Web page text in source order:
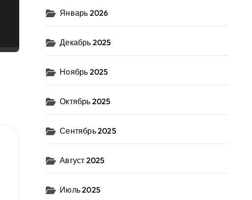
Январь 2026
Декабрь 2025
Ноябрь 2025
Октябрь 2025
Сентябрь 2025
Август 2025
Июль 2025